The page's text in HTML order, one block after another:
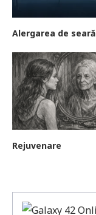
Alergarea de seară
Rejuvenare